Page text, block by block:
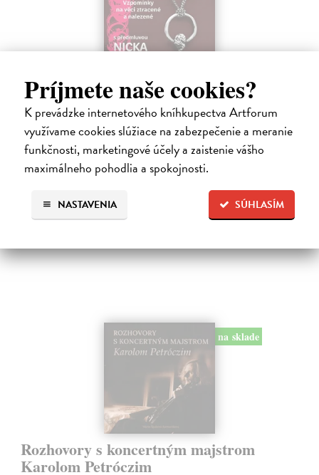
Príjmete naše cookies?
K prevádzke internetového kníhkupectva Artforum
využívame cookies slúžiace na zabezpečenie a meranie
funkčnosti, marketingové účely a zaistenie vášho
maximálneho pohodlia a spokojnosti.
SÚHLASÍM
NASTAVENIA
Žvýkačka Niny Simone
Ellis Warren| Kniha
Ellisova kniha je neobvyklou literární poctou legendární jazzové
zpěvačce a pianistce Nině Simone. Světoznámý hudebník v ní vypráví
příběh zdánlivě bezvýznamného předmětu – žvýkačky, kterou
Simone během…
Na sklade
12,92 €
na sklade
Rozhovory s koncertným majstrom
Karolom Petróczim